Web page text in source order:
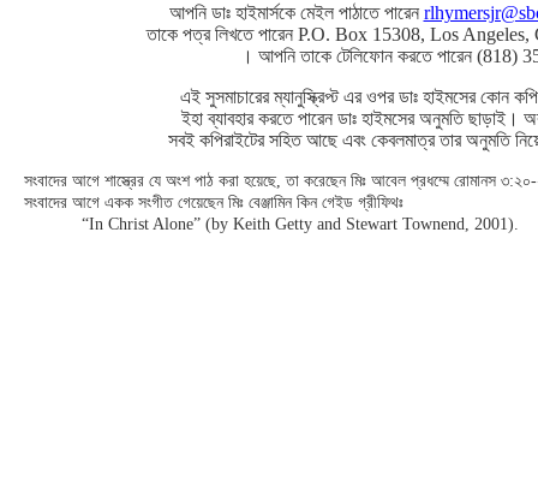
আপনি ডাঃ হাইমার্সকে মেইল পাঠাতে পারেন
তাকে পত্র লিখতে পারেন P.O. Box 15308, Los Angeles,
। আপনি তাকে টেলিফোন করতে পারেন (818)
এই সুসমাচারের ম্যানুস্ক্রিপ্ট এর ওপর ডাঃ হাইমসের কোন
ইহা ব্যাবহার করতে পারেন ডাঃ হাইমসের অনুমতি ছাড়াই।
সবই কপিরাইটের সহিত আছে এবং কেবলমাত্র তার অনুমতি
সংবাদের আগে শাস্ত্রের যে অংশ পাঠ করা হয়েছে, তা করেছেন মিঃ আবেল প্রধম্মে রোমানস
সংবাদের আগে একক সংগীত গেয়েছেন মিঃ বেঞ্জামিন কিন গেইড গ্রীফিথঃ
“In Christ Alone” (by Keith Getty and Stewart Townend, 2001).